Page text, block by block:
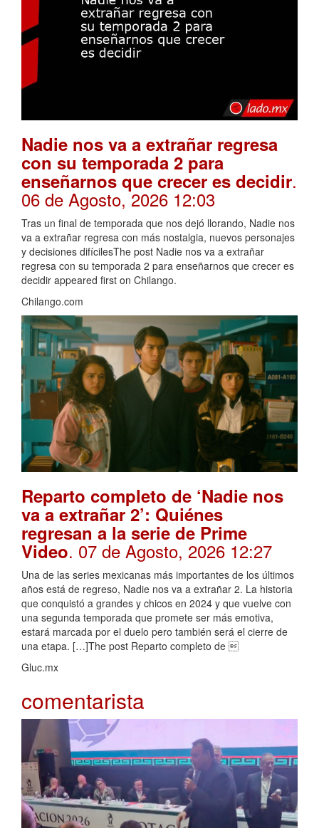
Nadie nos va a extrañar regresa
con su temporada 2 para
enseñarnos que crecer es decidir.
06 de Agosto, 2026 12:03
Tras un final de temporada que nos dejó llorando, Nadie nos
va a extrañar regresa con más nostalgia, nuevos personajes
y decisiones difícilesThe post Nadie nos va a extrañar
regresa con su temporada 2 para enseñarnos que crecer es
decidir appeared first on Chilango.
Chilango.com
Reparto completo de ‘Nadie nos
va a extrañar 2’: Quiénes
regresan a la serie de Prime
Video. 07 de Agosto, 2026 12:27
Una de las series mexicanas más importantes de los últimos
años está de regreso, Nadie nos va a extrañar 2. La historia
que conquistó a grandes y chicos en 2024 y que vuelve con
una segunda temporada que promete ser más emotiva,
estará marcada por el duelo pero también será el cierre de
una etapa. […]The post Reparto completo de 
Gluc.mx
comentarista